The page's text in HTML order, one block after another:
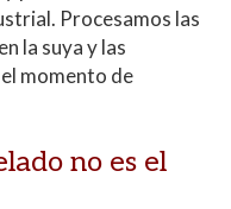
Procesamos las
la suya y las
momento de
no es el